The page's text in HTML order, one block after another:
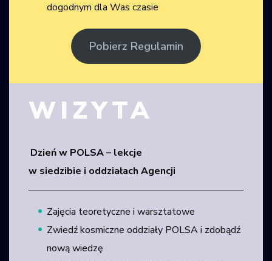
dogodnym dla Was czasie
Pobierz Regulamin
WIZYTA
Dzień w POLSA – lekcje
w siedzibie i oddziałach Agencji
Zajęcia teoretyczne i warsztatowe
Zwiedź kosmiczne oddziały POLSA i zdobądź
nową wiedzę